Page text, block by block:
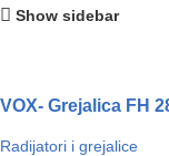
Show sidebar
VOX- Grejalica FH
Radijatori i grejalice